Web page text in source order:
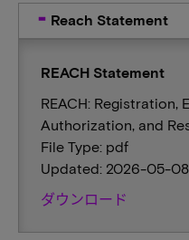
Reach Statement
REACH Statement
REACH: Registration,
Authorization, and
File Type: pdf
Updated: 2026-05-08
ダウンロード